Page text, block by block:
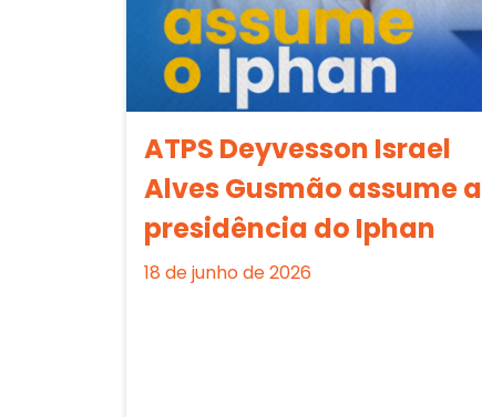
ATPS Deyvesson Israel
Alves Gusmão assume a
presidência do Iphan
18 de junho de 2026